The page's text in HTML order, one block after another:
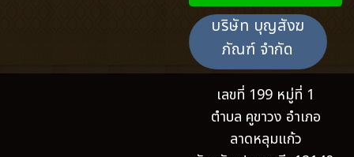
บริษัท บุญสังฆ
ภัณฑ์ จำกัด
เลขที่ 199 หมู่ที่ 1
ตำบล คูขาวง อำเภอ
ลาดหลุมแก้ว